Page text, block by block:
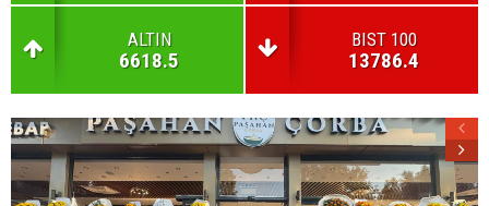
ALTIN
6618.5
BIST 100
13786.4